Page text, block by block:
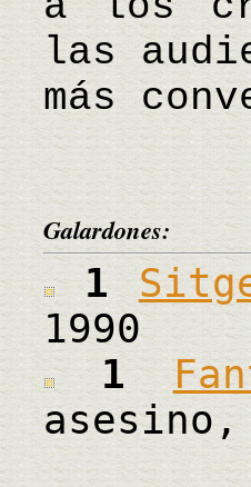
las
más
Galardones:
1
1990
1
asesino,